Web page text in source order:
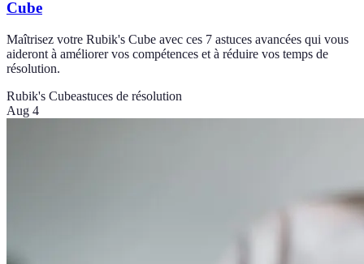
Cube
Maîtrisez votre Rubik's Cube avec ces 7 astuces avancées qui vous
aideront à améliorer vos compétences et à réduire vos temps de
résolution.
Rubik's Cubeastuces de résolution
Aug 4